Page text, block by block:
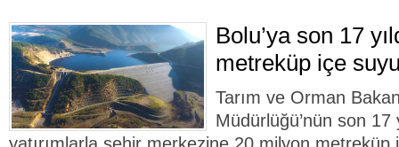
Bolu’ya son 17
metreküp içe
Tarım ve Orman
Müdürlüğü’nün son 17